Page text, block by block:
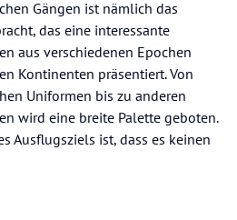
Gängen ist nämlich das
das eine interessante
aus verschiedenen Epochen
Kontinenten präsentiert. Von
Uniformen bis zu anderen
wird eine breite Palette geboten.
Ausflugsziels ist, dass es keinen